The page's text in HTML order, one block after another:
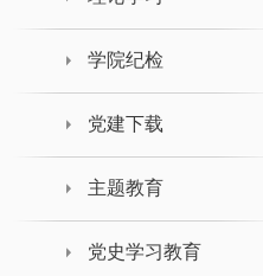
学院纪检
党建下载
主题教育
党史学习教育